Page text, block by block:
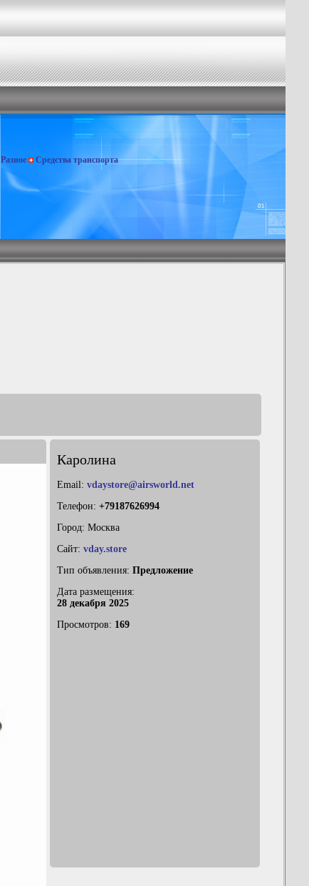
Разное Средства транспорта
Каролина
Email: vdaystore@airsworld.net
Телефон: +79187626994
Город: Москва
Сайт: vday.store
Тип объявления: Предложение
Дата размещения:
28 декабря 2025
Просмотров: 169